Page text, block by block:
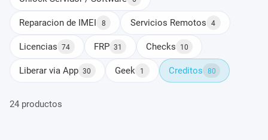
Reparacion de IMEI 8 Servicios Remotos 4
Licencias 74 FRP 31 Checks 10
Liberar via App 30 Geek 1 Creditos 80
24 productos